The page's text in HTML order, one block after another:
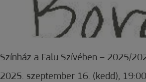
Színház a Falu Szívében – 2025/
2025. szeptember 16. (kedd), 19:00